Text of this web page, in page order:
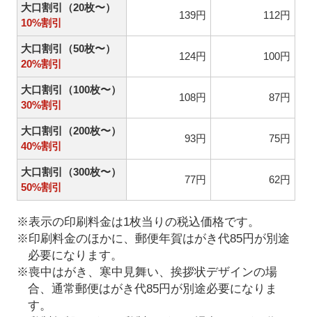
大口割引（20枚〜）
10%割引
139円 112円
大口割引（50枚〜）
20%割引
124円 100円
大口割引（100枚〜）
30%割引
108円 87円
大口割引（200枚〜）
40%割引
93円 75円
大口割引（300枚〜）
50%割引
77円 62円
※表示の印刷料金は1枚当りの税込価格です。
※印刷料金のほかに、郵便年賀はがき代85円が別途
必要になります。
※喪中はがき、寒中見舞い、挨拶状デザインの場
合、通常郵便はがき代85円が別途必要になりま
す。